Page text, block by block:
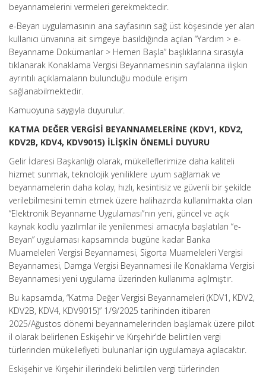
beyannamelerini vermeleri gerekmektedir.
e-Beyan uygulamasının ana sayfasının sağ üst köşesinde yer alan
kullanıcı ünvanına ait simgeye basıldığında açılan “Yardım > e-
Beyanname Dokümanlar > Hemen Başla” başlıklarına sırasıyla
tıklanarak Konaklama Vergisi Beyannamesinin sayfalarına ilişkin
ayrıntılı açıklamaların bulunduğu modüle erişim
sağlanabilmektedir.
Kamuoyuna saygıyla duyurulur.
KATMA DEĞER VERGİSİ BEYANNAMELERİNE (KDV1, KDV2,
KDV2B, KDV4, KDV9015) İLİŞKİN ÖNEMLİ DUYURU
Gelir İdaresi Başkanlığı olarak, mükelleflerimize daha kaliteli
hizmet sunmak, teknolojik yeniliklere uyum sağlamak ve
beyannamelerin daha kolay, hızlı, kesintisiz ve güvenli bir şekilde
verilebilmesini temin etmek üzere halihazırda kullanılmakta olan
“Elektronik Beyanname Uygulaması”nın yeni, güncel ve açık
kaynak kodlu yazılımlar ile yenilenmesi amacıyla başlatılan “e-
Beyan” uygulaması kapsamında bugüne kadar Banka
Muameleleri Vergisi Beyannamesi, Sigorta Muameleleri Vergisi
Beyannamesi, Damga Vergisi Beyannamesi ile Konaklama Vergisi
Beyannamesi yeni uygulama üzerinden kullanıma açılmıştır.
Bu kapsamda, “Katma Değer Vergisi Beyannameleri (KDV1, KDV2,
KDV2B, KDV4, KDV9015)” 1/9/2025 tarihinden itibaren
2025/Ağustos dönemi beyannamelerinden başlamak üzere pilot
il olarak belirlenen Eskişehir ve Kırşehir’de belirtilen vergi
türlerinden mükellefiyeti bulunanlar için uygulamaya açılacaktır.
Eskişehir ve Kırşehir illerindeki belirtilen vergi türlerinden